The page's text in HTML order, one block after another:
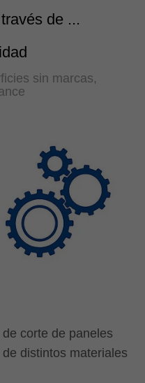
de ...
sin marcas,
corte de paneles
distintos materiales